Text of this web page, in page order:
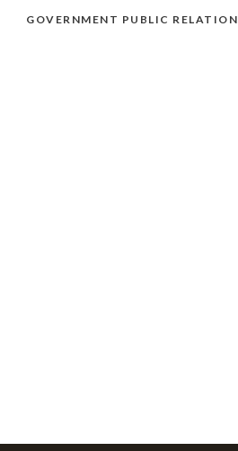
GOVERNMENT PUBLIC RELATION